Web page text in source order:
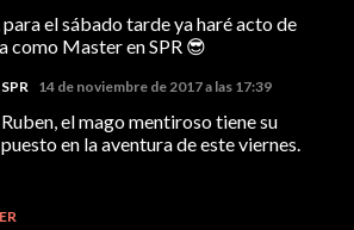
para el sábado tarde ya haré acto de
como Master en SPR 😎
SPR 14 de noviembre de 2017 a las 17:39
Ruben, el mago mentiroso tiene su
puesto en la aventura de este viernes.